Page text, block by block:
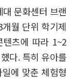
문화센터 브랜
개월 단위 학기제
츠에 따라 1~2
다. 특히 유아를
에 맞춘 체험형